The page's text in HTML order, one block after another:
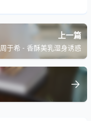
上一篇
周于希 - 香酥美乳湿身诱惑